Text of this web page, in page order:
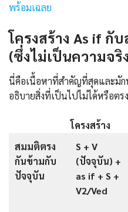
พร้อมเฉลย
โครงสร้าง As if กั
(ซึ่งไม่เป็นความจริ
นี่คือเนื้อหาที่สำคัญที่สุดและมัก
อธิบายสิ่งที่เป็นไปไม่ได้หรือตร
โครงสร้าง
สมมติตรง
กันข้ามกับ
ปัจจุบัน
S + V
(ปัจจุบัน) +
as if + S +
V2/Ved